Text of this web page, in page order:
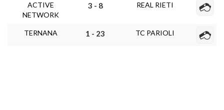
ACTIVE
NETWORK
3 - 8 REAL RIETI
TERNANA 1 - 23 TC PARIOLI